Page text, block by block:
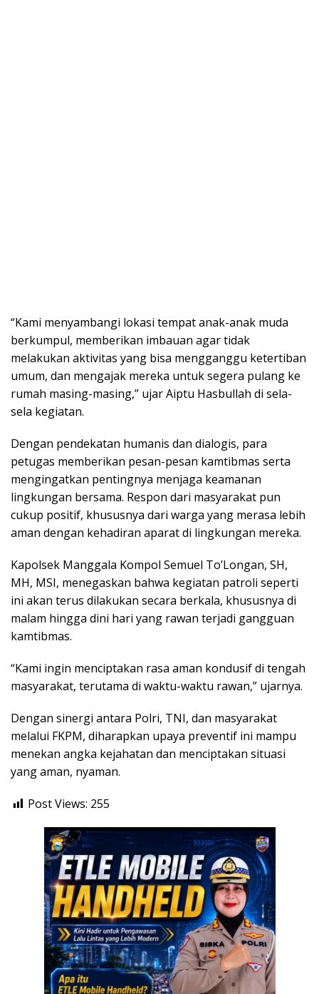
“Kami menyambangi lokasi tempat anak-anak muda
berkumpul, memberikan imbauan agar tidak
melakukan aktivitas yang bisa mengganggu ketertiban
umum, dan mengajak mereka untuk segera pulang ke
rumah masing-masing,” ujar Aiptu Hasbullah di sela-
sela kegiatan.
Dengan pendekatan humanis dan dialogis, para
petugas memberikan pesan-pesan kamtibmas serta
mengingatkan pentingnya menjaga keamanan
lingkungan bersama. Respon dari masyarakat pun
cukup positif, khususnya dari warga yang merasa lebih
aman dengan kehadiran aparat di lingkungan mereka.
Kapolsek Manggala Kompol Semuel To’Longan, SH,
MH, MSI, menegaskan bahwa kegiatan patroli seperti
ini akan terus dilakukan secara berkala, khususnya di
malam hingga dini hari yang rawan terjadi gangguan
kamtibmas.
“Kami ingin menciptakan rasa aman kondusif di tengah
masyarakat, terutama di waktu-waktu rawan,” ujarnya.
Dengan sinergi antara Polri, TNI, dan masyarakat
melalui FKPM, diharapkan upaya preventif ini mampu
menekan angka kejahatan dan menciptakan situasi
yang aman, nyaman.
Post Views: 255